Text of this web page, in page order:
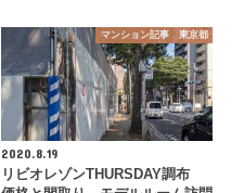
マンション記事 東京都
2020.8.19
リビオレゾンTHURSDAY調布